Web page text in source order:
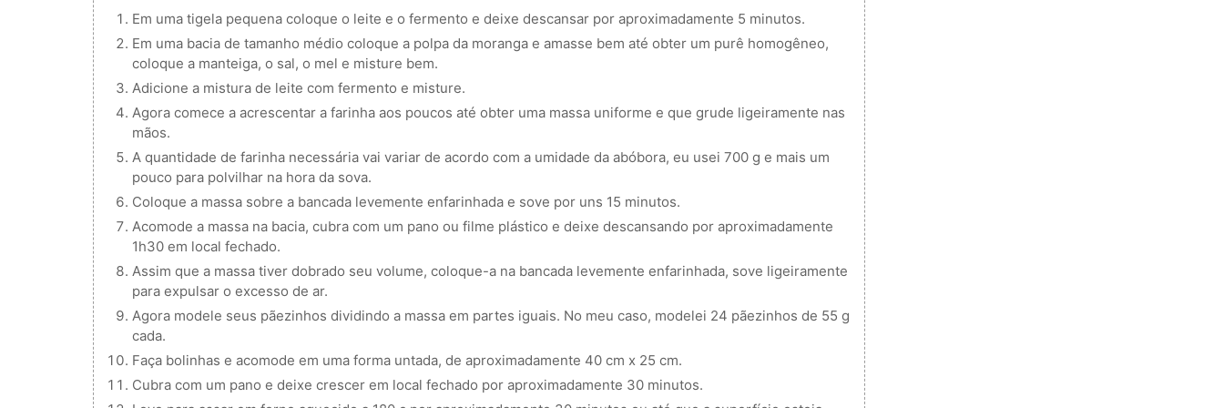
Em uma tigela pequena coloque o leite e o fermento e deixe descansar por aproximadamente 5 minutos.
Em uma bacia de tamanho médio coloque a polpa da moranga e amasse bem até obter um purê homogêneo,
coloque a manteiga, o sal, o mel e misture bem.
Adicione a mistura de leite com fermento e misture.
Agora comece a acrescentar a farinha aos poucos até obter uma massa uniforme e que grude ligeiramente nas
mãos.
A quantidade de farinha necessária vai variar de acordo com a umidade da abóbora, eu usei 700 g e mais um
pouco para polvilhar na hora da sova.
Coloque a massa sobre a bancada levemente enfarinhada e sove por uns 15 minutos.
Acomode a massa na bacia, cubra com um pano ou filme plástico e deixe descansando por aproximadamente
1h30 em local fechado.
Assim que a massa tiver dobrado seu volume, coloque-a na bancada levemente enfarinhada, sove ligeiramente
para expulsar o excesso de ar.
Agora modele seus pãezinhos dividindo a massa em partes iguais. No meu caso, modelei 24 pãezinhos de 55 g
cada.
Faça bolinhas e acomode em uma forma untada, de aproximadamente 40 cm x 25 cm.
Cubra com um pano e deixe crescer em local fechado por aproximadamente 30 minutos.